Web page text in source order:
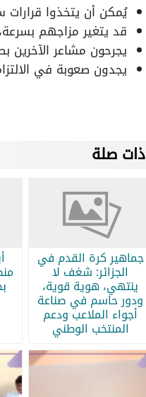
يُمكن أن يتخذوا
قد يتغير مزاجهم
يجرحون مشاعر الآخرين
يجدون صعوبة في
ذات صلة
جماهير كرة القدم في
الجزائر: شغف لا
ينتهي، هوية قوية،
ودور حاسم في صناعة
أجواء الملاعب ودعم
المنتخب الوطني